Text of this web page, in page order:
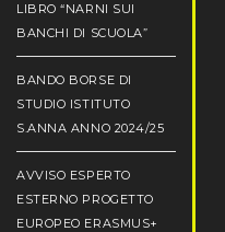
LIBRO “NARNI SUI
BANCHI DI SCUOLA”
BANDO BORSE DI
STUDIO ISTITUTO
S.ANNA ANNO 2024/25
AVVISO ESPERTO
ESTERNO PROGETTO
EUROPEO ERASMUS+